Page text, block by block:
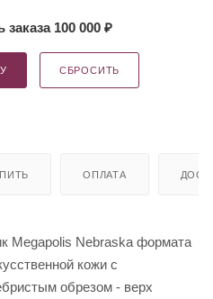
100 000 ₽
СБРОСИТЬ
ОПЛАТА
Megapolis Nebraska формата
кожи с
обрезом - верх